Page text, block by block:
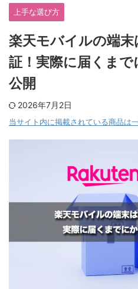
上手な選び方
楽天モバイルの端
証！実際に届くま
公開
2026年7月2日
当サイト内に掲載されている商品は